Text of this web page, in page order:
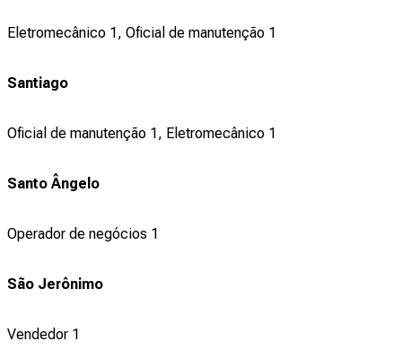
Eletromecânico 1, Oficial de manutenção 1
Santiago
Oficial de manutenção 1, Eletromecânico 1
Santo Ângelo
Operador de negócios 1
São Jerônimo
Vendedor 1